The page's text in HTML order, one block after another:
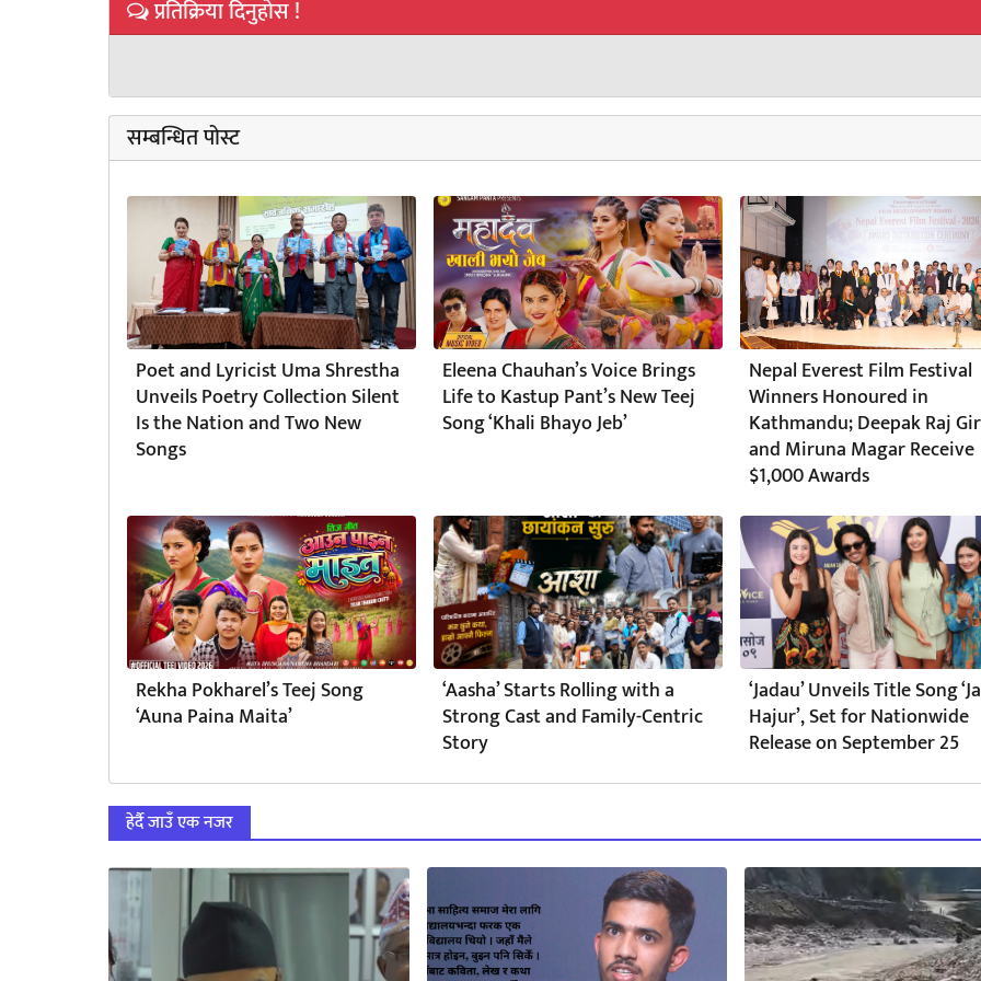
प्रतिक्रिया दिनुहोस !
सम्बन्धित पोस्ट
Poet and Lyricist Uma Shrestha
Unveils Poetry Collection Silent
Is the Nation and Two New
Songs
Eleena Chauhan’s Voice Brings
Life to Kastup Pant’s New Teej
Song ‘Khali Bhayo Jeb’
Nepal Everest Film Festival
Winners Honoured in
Kathmandu; Deepak Raj
and Miruna Magar Receive
$1,000 Awards
Rekha Pokharel’s Teej Song
‘Auna Paina Maita’
‘Aasha’ Starts Rolling with a
Strong Cast and Family-Centric
Story
‘Jadau’ Unveils Title Song
Hajur’, Set for Nationwide
Release on September 25
हेर्दै जाउँ एक नजर